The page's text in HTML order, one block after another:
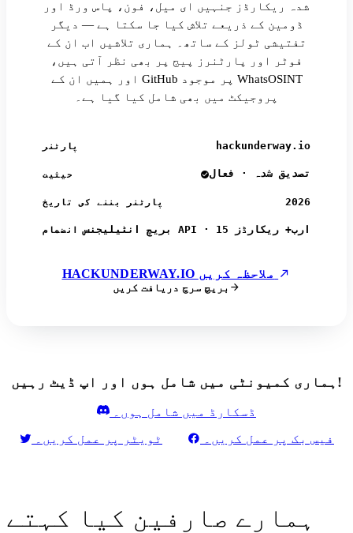
شدہ ریکارڈز جنہیں ای میل، فون، پاس ورڈ اور
ڈومین کے ذریعے تلاش کیا جا سکتا ہے — دیگر
تفتیشی ٹولز کے ساتھ۔ ہماری تلاشیں اب ان کے
فوٹر اور پارٹنرز پیج پر بھی نظر آتی ہیں،
اور ہمیں ان کے GitHub پر موجود WhatsOSINT
پروجیکٹ میں بھی شامل کیا گیا ہے۔
پارٹنر hackunderway.io
حیثیت تصدیق شدہ · فعال
پارٹنر بننے کی تاریخ 2026
انضمام بریچ انٹیلیجنس API · 15 ارب+ ریکارڈز
بریچ سرچ دریافت کریں
ہماری کمیونٹی میں شامل ہوں اور اپ ڈیٹ رہیں!
ڈسکارڈ میں شامل ہوں۔
ٹویٹر پر عمل کریں۔
فیس بک پر عمل کریں۔
ہمارے صارفین کیا کہتے